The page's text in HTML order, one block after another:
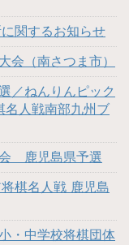
関するお知らせ
会（南さつま市）
／ねんりんピック
人戦南部九州ブ
会 鹿児島県予選
棋名人戦 鹿児島
・中学校将棋団体